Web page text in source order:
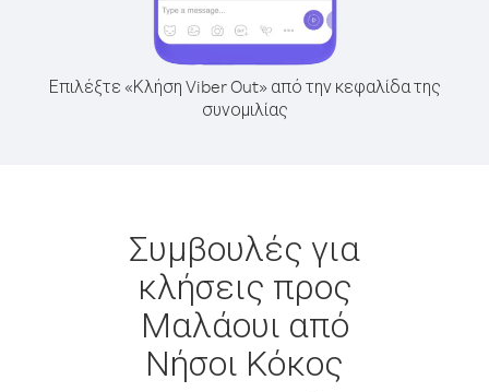
Επιλέξτε «Κλήση Viber Out» από την κεφαλίδα της
συνομιλίας
Συμβουλές για
κλήσεις προς
Μαλάουι από
Νήσοι Κόκος